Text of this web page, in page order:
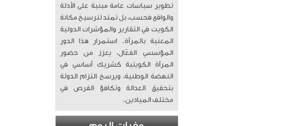
تطوير سياسات عامة مبنية على الأدلة
والواقع فحسب، بل تمتد لترسيخ مكانة
الكويت في التقارير والمؤشرات الدولية
المعنية بالمرأة. ​ استمرار هذا الدور
المؤسسي الفعّال، يعزز من حضور
المرأة الكويتية كشريك أساسي في
النهضة الوطنية، ويرسخ التزام الدولة
بتحقيق العدالة وتكافؤ الفرص في
مختلف الميادين.